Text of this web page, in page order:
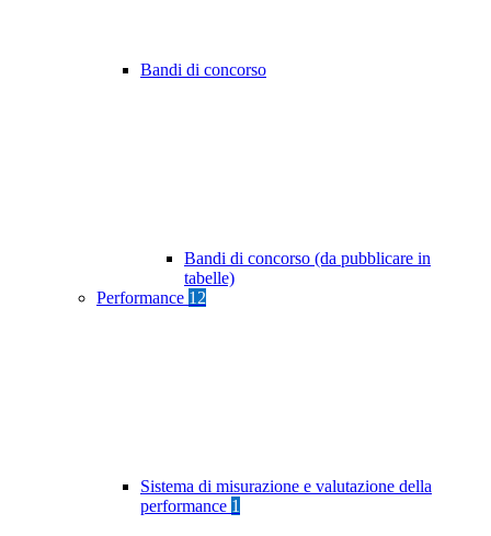
Bandi di concorso
Bandi di concorso (da pubblicare in
tabelle)
Performance 12
Sistema di misurazione e valutazione della
performance 1